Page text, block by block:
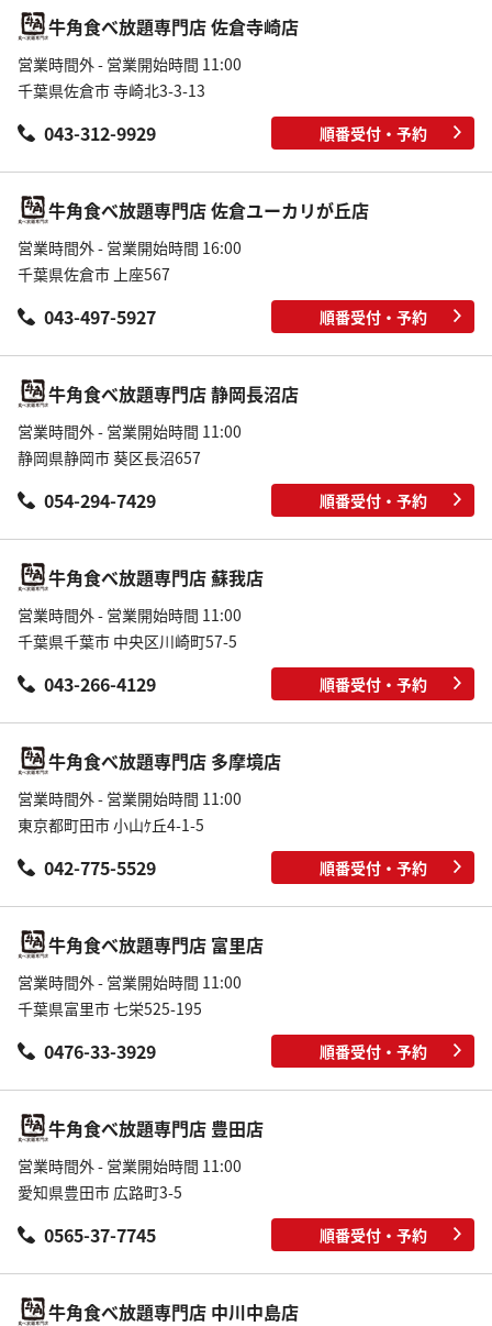
牛角食べ放題専門店 佐倉寺崎店
営業時間外 - 営業開始時間 11:00
千葉県佐倉市 寺崎北3-3-13
043-312-9929 順番受付・予約
牛角食べ放題専門店 佐倉ユーカリが丘店
営業時間外 - 営業開始時間 16:00
千葉県佐倉市 上座567
043-497-5927 順番受付・予約
牛角食べ放題専門店 静岡長沼店
営業時間外 - 営業開始時間 11:00
静岡県静岡市 葵区長沼657
054-294-7429 順番受付・予約
牛角食べ放題専門店 蘇我店
営業時間外 - 営業開始時間 11:00
千葉県千葉市 中央区川崎町57-5
043-266-4129 順番受付・予約
牛角食べ放題専門店 多摩境店
営業時間外 - 営業開始時間 11:00
東京都町田市 小山ｹ丘4-1-5
042-775-5529 順番受付・予約
牛角食べ放題専門店 富里店
営業時間外 - 営業開始時間 11:00
千葉県富里市 七栄525-195
0476-33-3929 順番受付・予約
牛角食べ放題専門店 豊田店
営業時間外 - 営業開始時間 11:00
愛知県豊田市 広路町3-5
0565-37-7745 順番受付・予約
牛角食べ放題専門店 中川中島店